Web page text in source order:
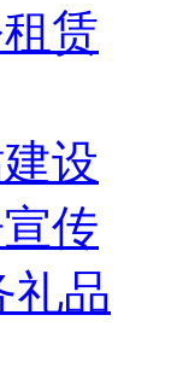
赁
设
传
礼品